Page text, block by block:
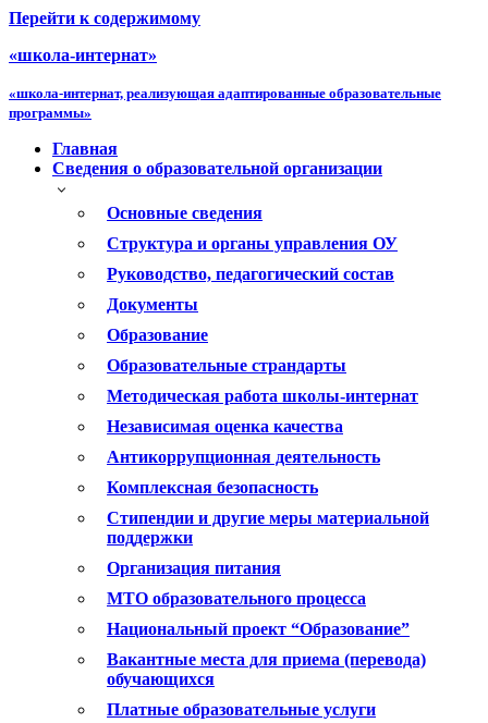
Перейти к содержимому
«школа-интернат»
«школа-интернат, реализующая адаптированные образовательные
программы»
Главная
Сведения о образовательной организации
Основные сведения
Структура и органы управления ОУ
Руководство, педагогический состав
Документы
Образование
Образовательные страндарты
Методическая работа школы-интернат
Независимая оценка качества
Антикоррупционная деятельность
Комплексная безопасность
Стипендии и другие меры материальной
поддержки
Организация питания
МТО образовательного процесса
Национальный проект “Образование”
Вакантные места для приема (перевода)
обучающихся
Платные образовательные услуги